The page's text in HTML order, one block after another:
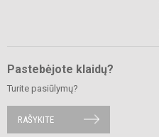
Pastebėjote klaidų?
Turite pasiūlymų?
RAŠYKITE